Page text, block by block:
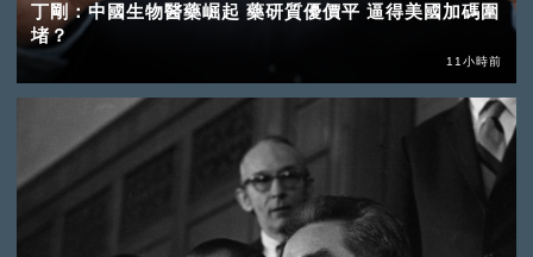
丁剛：中國生物醫藥崛起 藥研質優價平 逼得美國加碼圍
堵？
11小時前